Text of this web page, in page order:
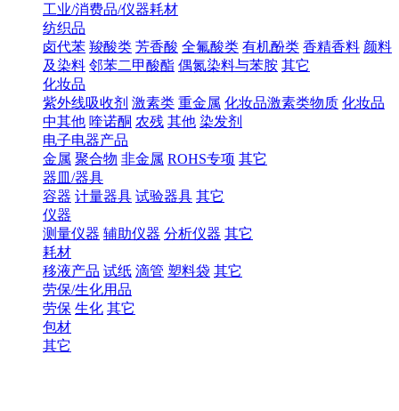
工业/消费品/仪器耗材
纺织品
卤代苯 羧酸类 芳香酸 全氟酸类 有机酚类 香精香料 颜料
及染料 邻苯二甲酸酯 偶氮染料与苯胺 其它
化妆品
紫外线吸收剂 激素类 重金属 化妆品激素类物质 化妆品
中其他 喹诺酮 农残 其他 染发剂
电子电器产品
金属 聚合物 非金属 ROHS专项 其它
器皿/器具
容器 计量器具 试验器具 其它
仪器
测量仪器 辅助仪器 分析仪器 其它
耗材
移液产品 试纸 滴管 塑料袋 其它
劳保/生化用品
劳保 生化 其它
包材
其它